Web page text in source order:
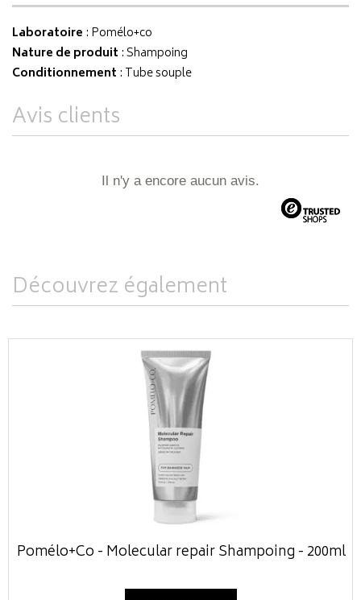
Laboratoire : Pomélo+co
Nature de produit : Shampoing
Conditionnement : Tube souple
Avis clients
Il n'y a encore aucun avis.
Découvrez également
Pomélo+Co - Molecular repair Shampoing - 200ml